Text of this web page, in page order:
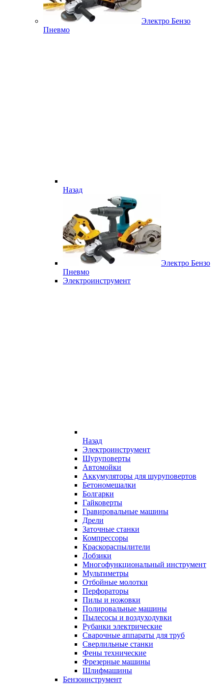
Электро Бензо
Пневмо
Назад
Электро Бензо
Пневмо
Электроинструмент
Назад
Электроинструмент
Шуруповерты
Автомойки
Аккумуляторы для шуруповертов
Бетономешалки
Болгарки
Гайковерты
Гравировальные машины
Дрели
Заточные станки
Компрессоры
Краскораспылители
Лобзики
Многофункциональный инструмент
Мультиметры
Отбойные молотки
Перфораторы
Пилы и ножовки
Полировальные машины
Пылесосы и воздуходувки
Рубанки электрические
Сварочные аппараты для труб
Сверлильные станки
Фены технические
Фрезерные машины
Шлифмашины
Бензоинструмент